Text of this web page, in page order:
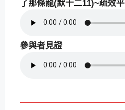
了那條龍(默十二11)~疏效平
參與者見證